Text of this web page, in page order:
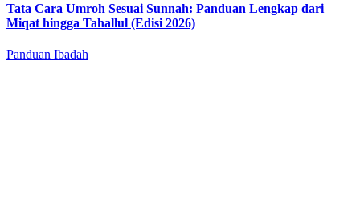
Tata Cara Umroh Sesuai Sunnah: Panduan Lengkap dari
Miqat hingga Tahallul (Edisi 2026)
Panduan Ibadah